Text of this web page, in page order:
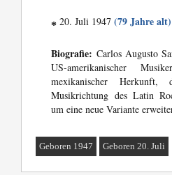
* 20. Juli 1947(79 Jahre alt)
Biografie: Carlos Augusto
US-amerikanischer
mexikanischer
Musikrichtung des Latin
um eine neue Variante
Geboren 1947 Geboren 20. Juli